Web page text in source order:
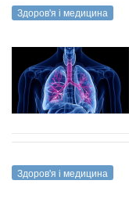
Здоров'я і медицина
Здоров'я і медицина